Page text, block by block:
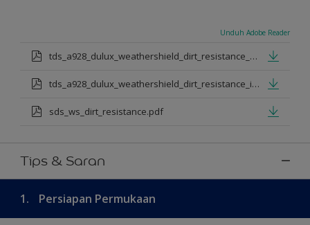
Unduh Adobe Reader
tds_a928_dulux_weathershield_dirt_resistance_en_jan_2025.pdf
tds_a928_dulux_weathershield_dirt_resistance_id_jan_2025.pdf
sds_ws_dirt_resistance.pdf
Tips & Saran
1. Persiapan Permukaan